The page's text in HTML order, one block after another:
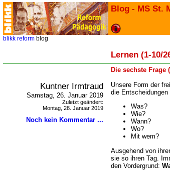
Blog - MS St.
blikk reform blog
Lernen (1-10/
Die sechste Frage
Kuntner Irmtraud
Samstag, 26. Januar 2019
Zuletzt geändert:
Montag, 28. Januar 2019
Noch kein Kommentar ...
Unsere Form der
die
Was?
Wie?
Wann?
Wo?
Mit wem?
Ausgehend von
sie so ihren Tag.
den Vordergrund: